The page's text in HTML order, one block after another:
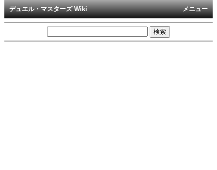
メニュー
デュエル・マスターズ Wiki